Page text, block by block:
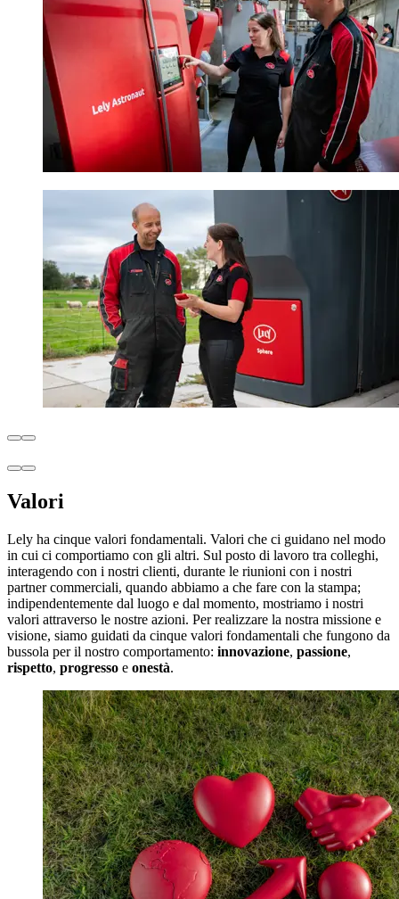
Valori
Lely ha cinque valori fondamentali. Valori che ci guidano nel modo
in cui ci comportiamo con gli altri. Sul posto di lavoro tra colleghi,
interagendo con i nostri clienti, durante le riunioni con i nostri
partner commerciali, quando abbiamo a che fare con la stampa;
indipendentemente dal luogo e dal momento, mostriamo i nostri
valori attraverso le nostre azioni. Per realizzare la nostra missione e
visione, siamo guidati da cinque valori fondamentali che fungono da
bussola per il nostro comportamento: innovazione, passione,
rispetto, progresso e onestà.